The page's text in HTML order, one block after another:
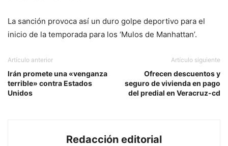
La sanción provoca así un duro golpe deportivo para el
inicio de la temporada para los ‘Mulos de Manhattan’.
Artículo anterior
Irán promete una «venganza
terrible» contra Estados
Unidos
Artículo siguiente
Ofrecen descuentos y
seguro de vivienda en pago
del predial en Veracruz-cd
Redacción editorial